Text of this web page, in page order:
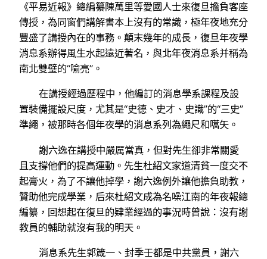
《平易近報》總編纂陳萬里等愛國人士來復旦擔負客座
傳授，為同窗們講解書本上沒有的常識，極年夜地充分
豐盛了講授內在的事務。顛末幾年的成長，復旦年夜學
消息系辦得風生水起遠近著名，與北年夜消息系并稱為
南北雙璧的“喻亮”。
在講授經過歷程中，他編訂的消息學系課程及設
置裝備擺設尺度，尤其是“史德、史才、史識”的“三史”
準繩，被那時各個年夜學的消息系列為繩尺和嚆矢。
謝六逸在講授中嚴厲當真，但對先生卻非常關愛
且支撐他們的提高運動。先生杜紹文家道清貧一度交不
起膏火，為了不讓他掉學，謝六逸例外讓他擔負助教，
贊助他完成學業，后來杜紹文成為名噪江南的年夜報總
編纂，回想起在復旦的肄業經過的事況時曾說：沒有謝
教員的輔助就沒有我的明天。
消息系先生郭箴一、封季壬都是中共黨員，謝六